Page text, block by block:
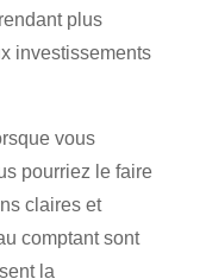
plus
investissements
vous
pourriez le faire
claires et
comptant sont
la